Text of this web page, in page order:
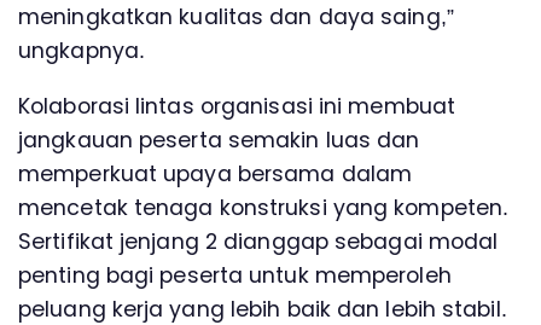
meningkatkan kualitas dan daya saing,”
ungkapnya.
Kolaborasi lintas organisasi ini membuat
jangkauan peserta semakin luas dan
memperkuat upaya bersama dalam
mencetak tenaga konstruksi yang kompeten.
Sertifikat jenjang 2 dianggap sebagai modal
penting bagi peserta untuk memperoleh
peluang kerja yang lebih baik dan lebih stabil.